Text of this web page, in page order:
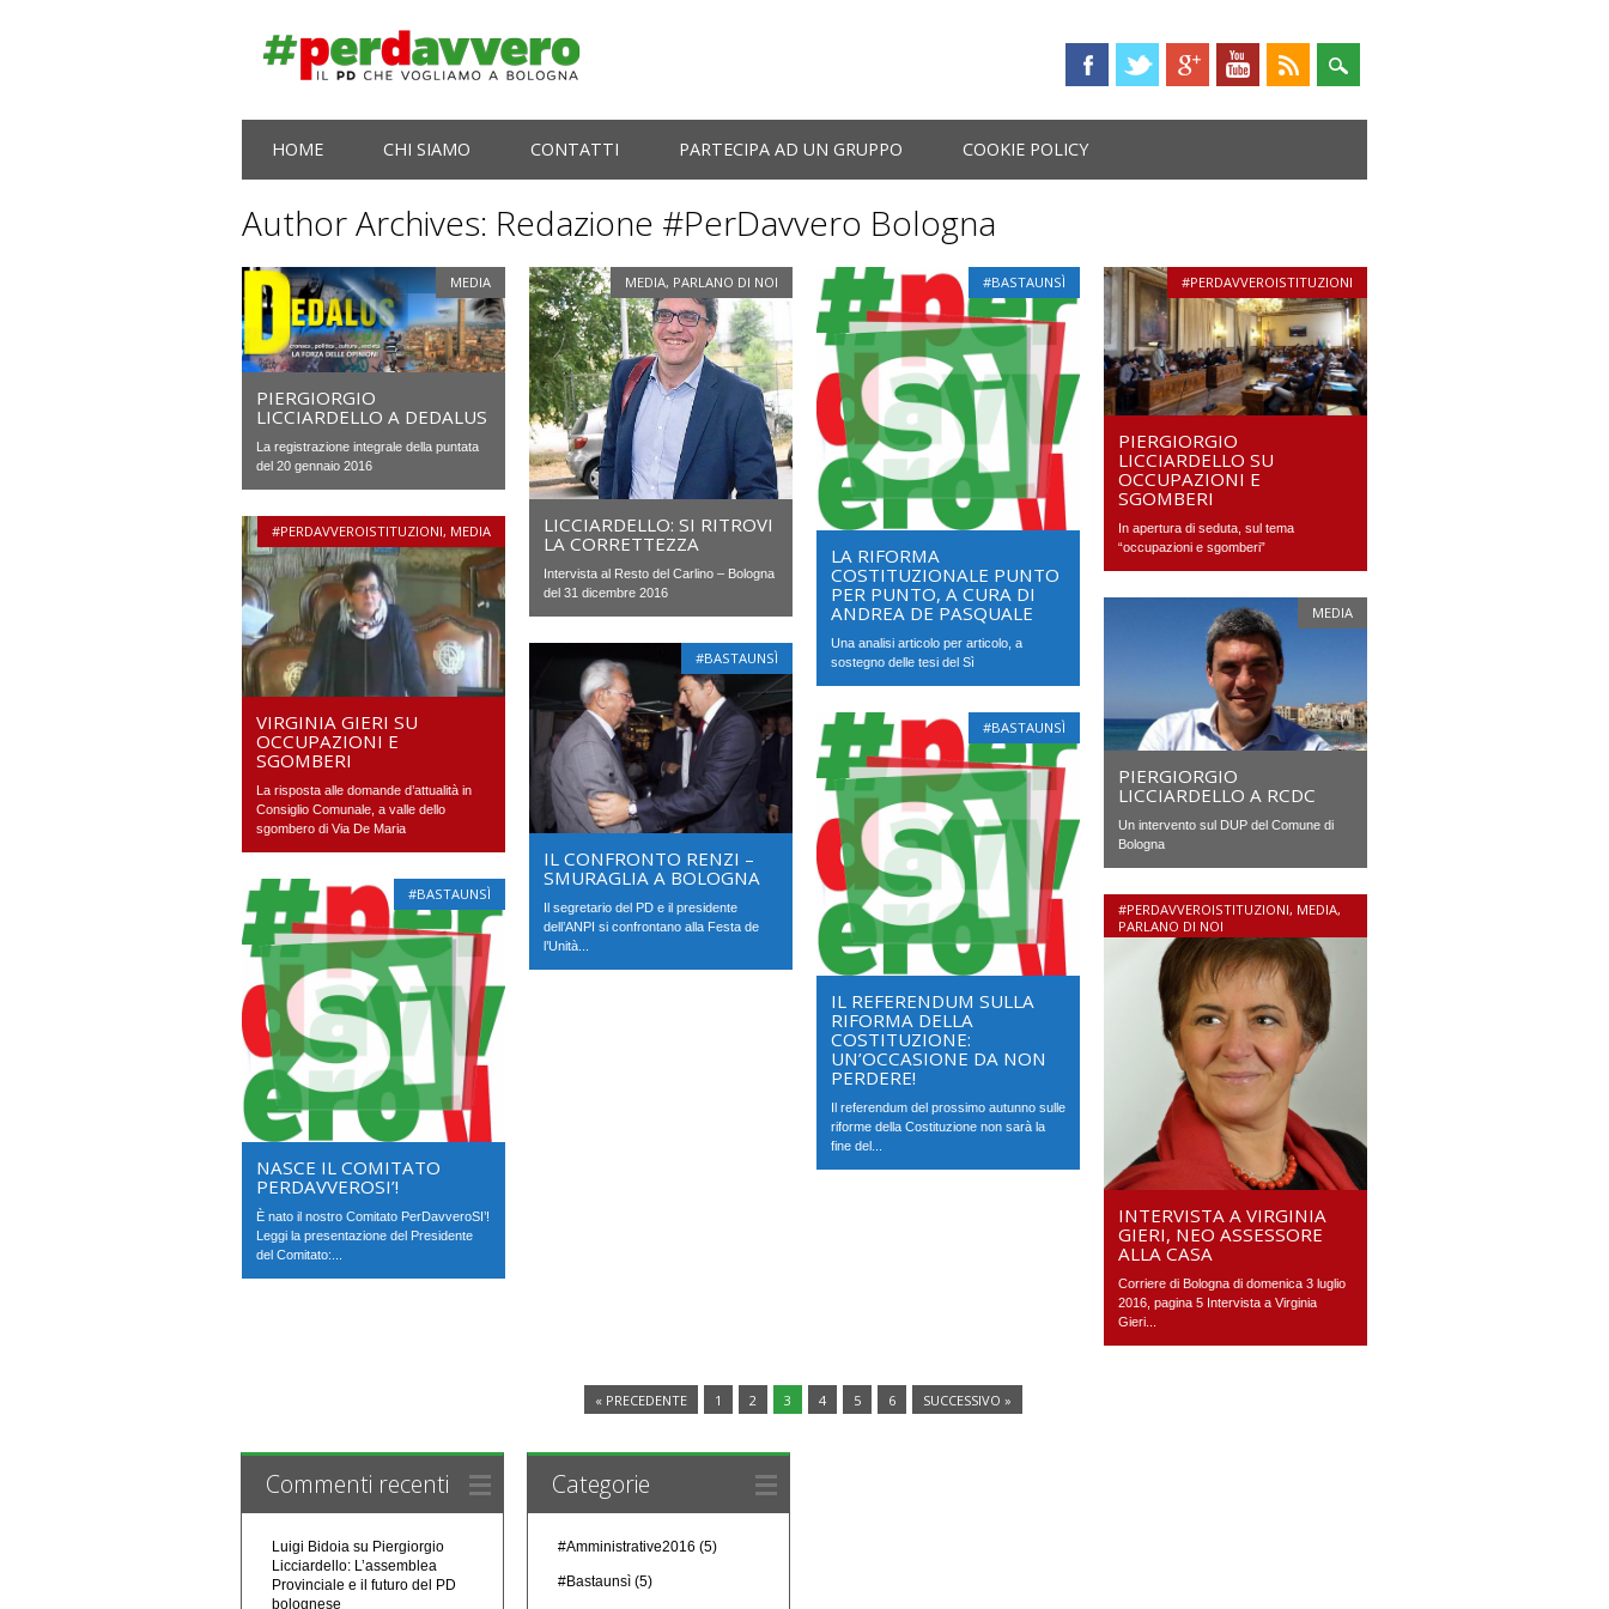
Main menu
HOME CHI SIAMO CONTATTI PARTECIPA AD UN GRUPPO COOKIE POLICY
Author Archives: Redazione #PerDavvero Bologna
MEDIA
PIERGIORGIO
LICCIARDELLO A DEDALUS
La registrazione integrale della puntata
del 20 gennaio 2016
MEDIA, PARLANO DI NOI
LICCIARDELLO: SI RITROVI
LA CORRETTEZZA
Intervista al Resto del Carlino – Bologna
del 31 dicembre 2016
#BASTAUNSÌ
LA RIFORMA
COSTITUZIONALE PUNTO
PER PUNTO, A CURA DI
ANDREA DE PASQUALE
Una analisi articolo per articolo, a
sostegno delle tesi del Sì
#PERDAVVEROISTITUZIONI
PIERGIORGIO
LICCIARDELLO SU
OCCUPAZIONI E
SGOMBERI
In apertura di seduta, sul tema
“occupazioni e sgomberi”
#PERDAVVEROISTITUZIONI, MEDIA
VIRGINIA GIERI SU
OCCUPAZIONI E
SGOMBERI
La risposta alle domande d’attualità in
Consiglio Comunale, a valle dello
sgombero di Via De Maria
MEDIA
PIERGIORGIO
LICCIARDELLO A RCDC
Un intervento sul DUP del Comune di
Bologna
#BASTAUNSÌ
IL CONFRONTO RENZI –
SMURAGLIA A BOLOGNA
Il segretario del PD e il presidente
dell’ANPI si confrontano alla Festa de
l’Unità...
#BASTAUNSÌ
IL REFERENDUM SULLA
RIFORMA DELLA
COSTITUZIONE:
UN’OCCASIONE DA NON
PERDERE!
Il referendum del prossimo autunno sulle
riforme della Costituzione non sarà la
fine del...
#BASTAUNSÌ
NASCE IL COMITATO
PERDAVVEROSI’!
È nato il nostro Comitato PerDavveroSI’!
Leggi la presentazione del Presidente
del Comitato:...
#PERDAVVEROISTITUZIONI, MEDIA,
PARLANO DI NOI
INTERVISTA A VIRGINIA
GIERI, NEO ASSESSORE
ALLA CASA
Corriere di Bologna di domenica 3 luglio
2016, pagina 5 Intervista a Virginia
Gieri...
« PRECEDENTE 1 2 3 4 5 6 SUCCESSIVO »
Commenti recenti
Luigi Bidoiasu Piergiorgio
Licciardello: L’assemblea
Provinciale e il futuro del PD
bolognese
Categorie
#Amministrative2016 (5)
#Bastaunsì (5)